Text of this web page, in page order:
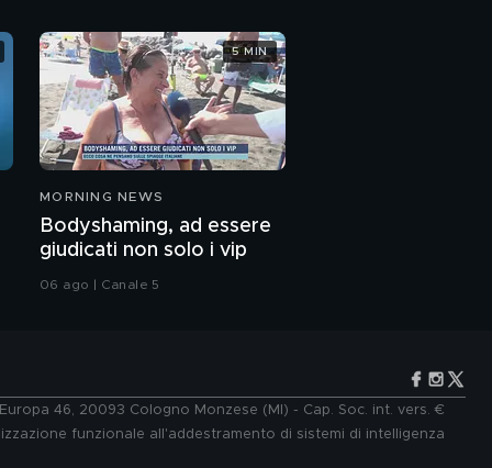
MORNING NEWS
Bodyshaming, ad essere
giudicati non solo i vip
06 ago | Canale 5
5 MIN
46, 20093 Cologno Monzese (MI) - Cap. Soc. int. vers. €
funzionale all'addestramento di sistemi di intelligenza